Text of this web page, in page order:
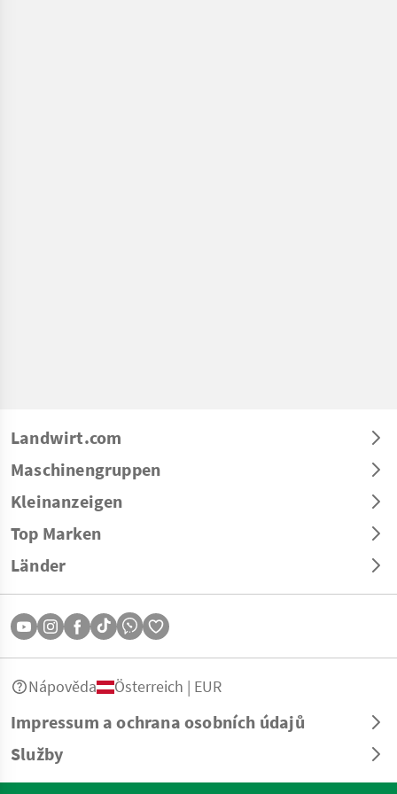
Landwirt.com
Maschinengruppen
Kleinanzeigen
Top Marken
Länder
Impressum a ochrana osobních údajů
Služby
Nápověda Österreich | EUR